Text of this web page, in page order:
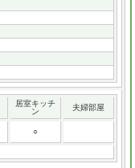
居室キッチ
ン
夫婦部屋
○